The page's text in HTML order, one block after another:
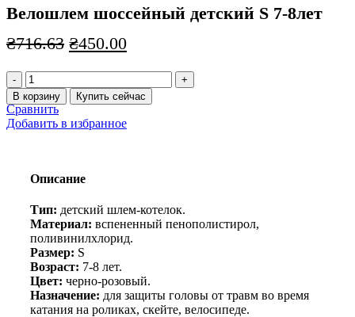
Велошлем шоссейный детский S 7-8лет
₴716.63 Первоначальная
составляла
₴716.63.
₴450.00Текущая
₴450.00.
Количество
товара
Велошлем
шоссейный
8лет
В корзину Купить сейчас
Сравнить
Добавить в избранное
Описание
Тип: детский шлем-котелок.
Материал: вспененный пенополистирол,
поливинилхлорид.
Размер: S
Возраст: 7-8 лет.
Цвет: черно-розовый.
Назначение: для защиты головы от травм во время
катания на роликах, скейте, велосипеде.